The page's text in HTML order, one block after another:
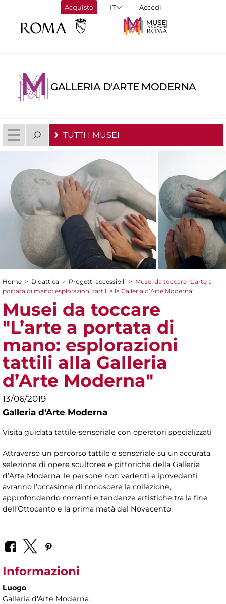
Acquista Accedi
GALLERIA D'ARTE MODERNA
TUTTI I MUSEI
Tu sei qui
Home > Didattica > Progetti accessibili > Musei da toccare "L’arte a
portata di mano: esplorazioni tattili alla Galleria d’Arte Moderna"
Musei da toccare
"L’arte a portata di
mano: esplorazioni
tattili alla Galleria
d’Arte Moderna"
13/06/2019
Galleria d'Arte Moderna
Visita guidata tattile-sensoriale con operatori specializzati
Attraverso un percorso tattile e sensoriale su un’accurata
selezione di opere scultoree e pittoriche della Galleria
d’Arte Moderna, le persone non vedenti e ipovedenti
avranno l’occasione di conoscere la collezione,
approfondendo correnti e tendenze artistiche tra la fine
dell’Ottocento e la prima metà del Novecento.
Informazioni
Luogo
Galleria d'Arte Moderna